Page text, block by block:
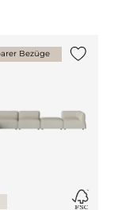
Bezüge